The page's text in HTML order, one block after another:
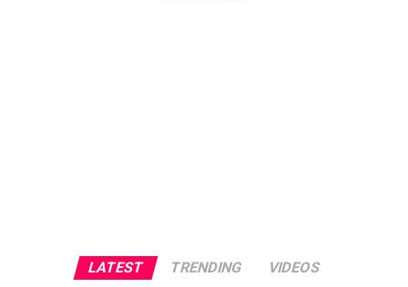
LATEST TRENDING VIDEOS